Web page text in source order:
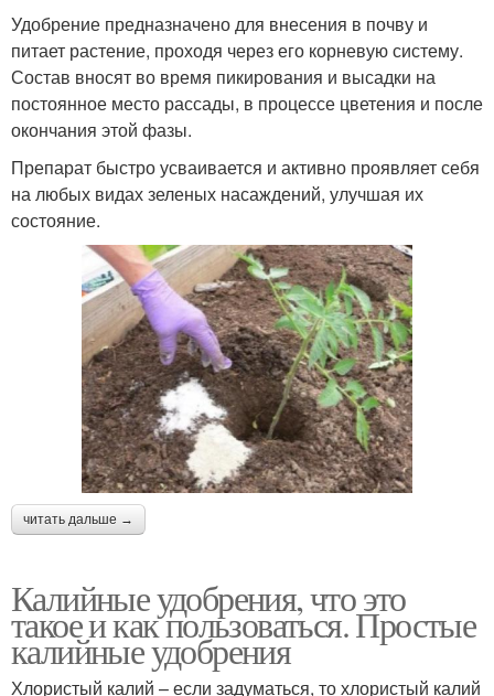
Удобрение предназначено для внесения в почву и
питает растение, проходя через его корневую систему.
Состав вносят во время пикирования и высадки на
постоянное место рассады, в процессе цветения и после
окончания этой фазы.
Препарат быстро усваивается и активно проявляет себя
на любых видах зеленых насаждений, улучшая их
состояние.
читать дальше →
Калийные удобрения, что это
такое и как пользоваться. Простые
калийные удобрения
Хлористый калий – если задуматься, то хлористый калий